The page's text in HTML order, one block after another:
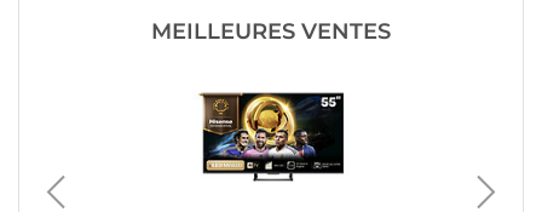
MEILLEURES VENTES